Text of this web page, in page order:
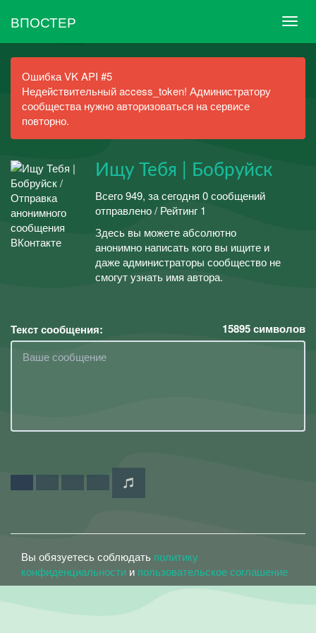
ВПОСТЕР
Ошибка VK API #5
Недействительный access_token! Администратору
сообщества нужно авторизоваться на сервисе
повторно.
Ищу Тебя | Бобруйск
Всего 949, за сегодня 0 сообщений
отправлено / Рейтинг 1
Здесь вы можете абсолютно
анонимно написать кого вы ищите и
даже администраторы сообщество не
смогут узнать имя автора.
Текст сообщения: 15895символов
Вы обязуетесь соблюдать политику
конфиденциальности и пользовательское соглашение